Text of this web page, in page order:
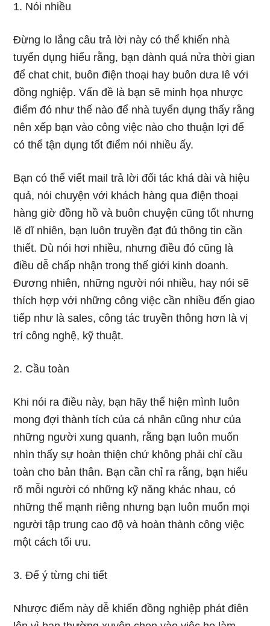
1. Nói nhiều
Đừng lo lắng câu trả lời này có thể khiến nhà
tuyển dụng hiểu rằng, bạn dành quá nửa thời gian
để chat chit, buôn điện thoại hay buôn dưa lê với
đồng nghiệp. Vấn đề là bạn sẽ minh họa nhược
điểm đó như thế nào để nhà tuyển dụng thấy rằng
nên xếp bạn vào công việc nào cho thuận lợi để
có thể tận dụng tốt điểm nói nhiều ấy.
Bạn có thể viết mail trả lời đối tác khá dài và hiệu
quả, nói chuyện với khách hàng qua điện thoại
hàng giờ đồng hồ và buôn chuyện cũng tốt nhưng
lẽ dĩ nhiên, bạn luôn truyền đạt đủ thông tin cần
thiết. Dù nói hơi nhiều, nhưng điều đó cũng là
điều dễ chấp nhận trong thế giới kinh doanh.
Đương nhiên, những người nói nhiều, hay nói sẽ
thích hợp với những công việc cần nhiều đến giao
tiếp như là sales, công tác truyền thông hơn là vị
trí công nghệ, kỹ thuật.
2. Cầu toàn
Khi nói ra điều này, bạn hãy thể hiện mình luôn
mong đợi thành tích của cá nhân cũng như của
những người xung quanh, rằng bạn luôn muốn
nhìn thấy sự hoàn thiện chứ không phải chỉ cầu
toàn cho bản thân. Bạn cần chỉ ra rằng, bạn hiểu
rõ mỗi người có những kỹ năng khác nhau, có
những thế mạnh riêng nhưng bạn luôn muốn mọi
người tập trung cao độ và hoàn thành công việc
một cách tối ưu.
3. Để ý từng chi tiết
Nhược điểm này dễ khiến đồng nghiệp phát điên